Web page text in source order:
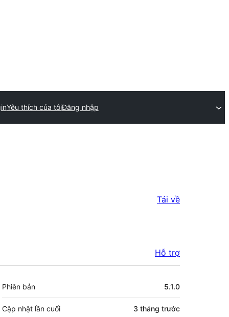
Yêu thích của tôiĐăng nhập
Tải về
Hỗ trợ
Meta
Phiên bản 5.1.0
Cập nhật lần cuối 3 tháng trước